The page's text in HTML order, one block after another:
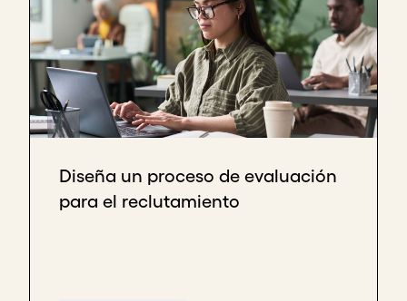
Diseña un proceso de evaluación
para el reclutamiento